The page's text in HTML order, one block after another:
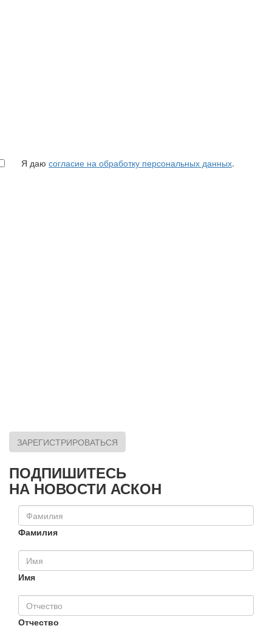
Я даю согласие на обработку персональных данных.
ЗАРЕГИСТРИРОВАТЬСЯ
ПОДПИШИТЕСЬ
НА НОВОСТИ АСКОН
Фамилия
Имя
Отчество